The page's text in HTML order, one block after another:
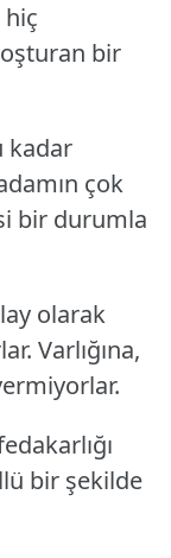
hiç
bir
kadar
çok
bir durumla
olarak
Varlığına,
bir şekilde